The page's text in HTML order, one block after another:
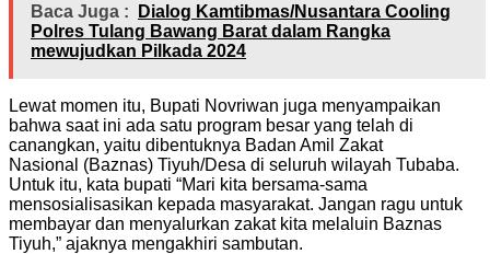
Baca Juga :
Dialog Kamtibmas/Nusantara Cooling
Polres Tulang Bawang Barat dalam Rangka
mewujudkan Pilkada 2024
Lewat momen itu, Bupati Novriwan juga menyampaikan
bahwa saat ini ada satu program besar yang telah di
canangkan, yaitu dibentuknya Badan Amil Zakat
Nasional (Baznas) Tiyuh/Desa di seluruh wilayah Tubaba.
Untuk itu, kata bupati “Mari kita bersama-sama
mensosialisasikan kepada masyarakat. Jangan ragu untuk
membayar dan menyalurkan zakat kita melaluin Baznas
Tiyuh,” ajaknya mengakhiri sambutan.